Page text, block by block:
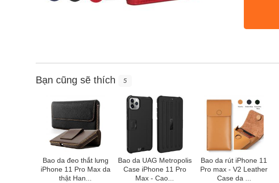
Bạn cũng sẽ thích 5
Bao da đeo thắt lưng
iPhone 11 Pro Max da
thật Han...
Bao da UAG Metropolis
Case iPhone 11 Pro
Max - Cao...
Bao da rút iPhone 11
Pro max - V2 Leather
Case da ...